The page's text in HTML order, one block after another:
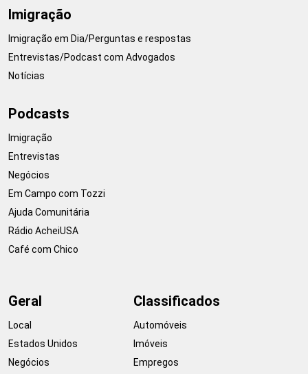
Imigração
Imigração em Dia/Perguntas e respostas
Entrevistas/Podcast com Advogados
Notícias
Podcasts
Imigração
Entrevistas
Negócios
Em Campo com Tozzi
Ajuda Comunitária
Rádio AcheiUSA
Café com Chico
Geral
Local
Estados Unidos
Negócios
Classificados
Automóveis
Imóveis
Empregos